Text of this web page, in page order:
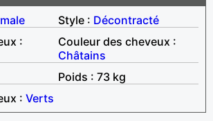
Style : Décontracté
:
Couleur des cheveux :
Châtains
Poids : 73 kg
: Verts